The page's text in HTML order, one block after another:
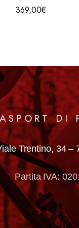
369,00€
DI
Trentino, 34 –
Partita IVA: